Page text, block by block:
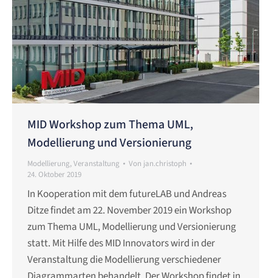
MID Workshop zum Thema UML,
Modellierung und Versionierung
Modellierung,Veranstaltung Von jan.christoph
24. Oktober 2019
In Kooperation mit dem futureLAB und Andreas
Ditze findet am 22. November 2019 ein Workshop
zum Thema UML, Modellierung und Versionierung
statt. Mit Hilfe des MID Innovators wird in der
Veranstaltung die Modellierung verschiedener